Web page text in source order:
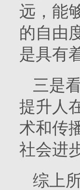
远，能
的自由
是具有
三是
提升人
术和传
社会进
综上